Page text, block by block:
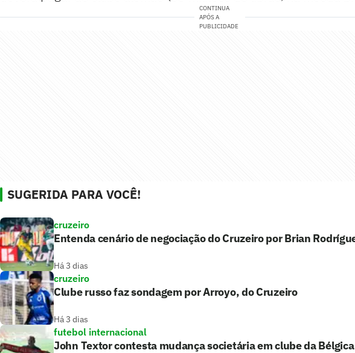
CONTINUA
APÓS A
PUBLICIDADE
SUGERIDA PARA VOCÊ!
cruzeiro
Entenda cenário de negociação do Cruzeiro por Brian
Há 3 dias
cruzeiro
Clube russo faz sondagem por Arroyo, do Cruzeiro
Há 3 dias
futebol internacional
John Textor contesta mudança societária em clube da Bélgica